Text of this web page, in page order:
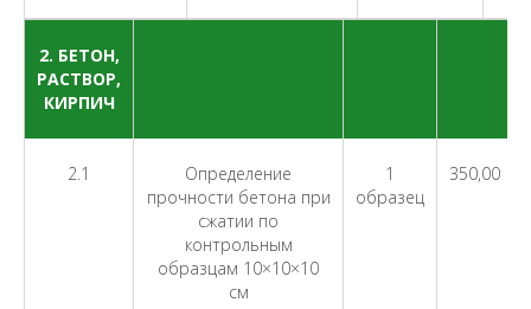
2. БЕТОН,
РАСТВОР,
КИРПИЧ
2.1
Определение
прочности бетона при
сжатии по
контрольным
образцам 10×10×10
см
1
образец
350,00